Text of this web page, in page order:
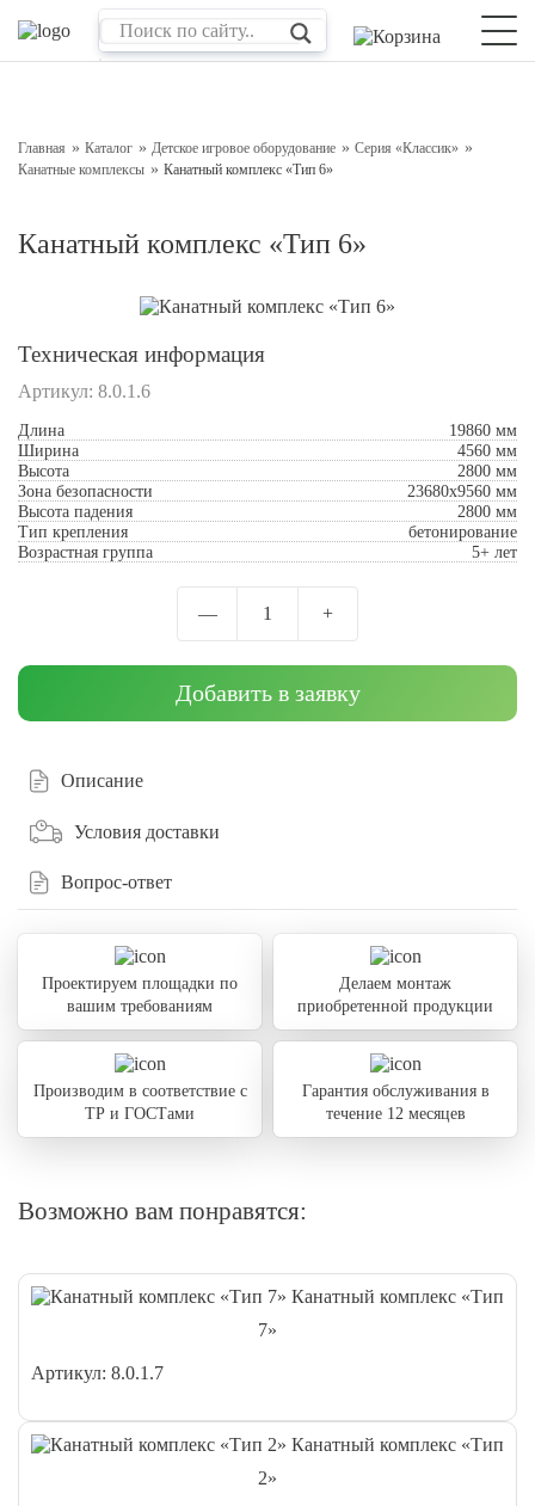
Главная Каталог Детское игровое оборудование
Серия «Классик»
Канатные комплексы
Канатный комплекс «Тип 6»
Канатный комплекс «Тип 6»
Техническая информация
Артикул: 8.0.1.6
Длина
19860 мм
Ширина
4560 мм
Высота
2800 мм
Зона безопасности
23680x9560 мм
Высота падения
2800 мм
Тип крепления
бетонирование
Возрастная группа
5+ лет
— 1 +
Добавить в заявку
Описание
Условия доставки
Вопрос-ответ
Проектируем площадки по
вашим требованиям
Делаем монтаж
приобретенной продукции
Производим в соответствие с
ТР и ГОСТами
Гарантия обслуживания в
течение 12 месяцев
Возможно вам понравятся:
Канатный комплекс «Тип
7»
Артикул: 8.0.1.7
Канатный комплекс «Тип
2»
Оставьте заявку на консультацию
Подтверждаю свое согласие с
персональных данных
Отправить